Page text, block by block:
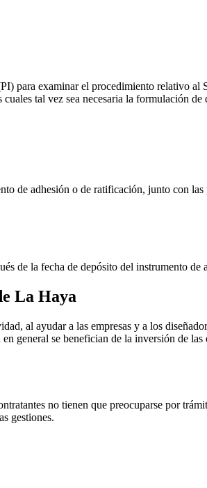
para examinar el procedimiento relativo
tal vez sea necesaria la formulación
de adhesión o de ratificación, junto con
de la fecha de depósito del instrumento de
La Haya
al ayudar a las empresas y a los
general se benefician de la inversión de
no tienen que preocuparse por
gestiones.